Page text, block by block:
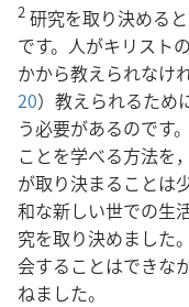
2 研究を取り決める
です。人がキリスト
かから教えられなけ
20）教えられるため
う必要があるのです
ことを学べる方法を
が取り決まることは
和な新しい世での生
究を取り決めました
会することはできな
ねました。